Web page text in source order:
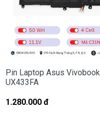
Pin Laptop Asus Vivobook
UX433FA
1.280.000 đ